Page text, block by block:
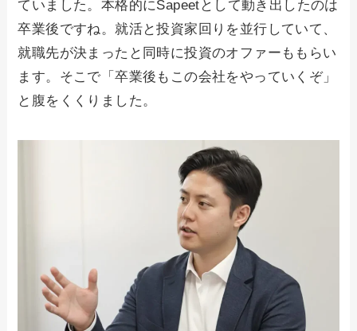
ていました。本格的にSapeetとして動き出したのは
卒業後ですね。就活と投資家回りを並行していて、
就職先が決まったと同時に投資のオファーももらい
ます。そこで「卒業後もこの会社をやっていくぞ」
と腹をくくりました。